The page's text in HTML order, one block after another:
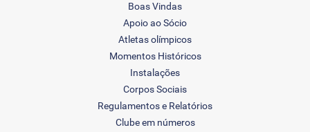
Boas Vindas
Apoio ao Sócio
Atletas olímpicos
Momentos Históricos
Instalações
Corpos Sociais
Regulamentos e Relatórios
Clube em números